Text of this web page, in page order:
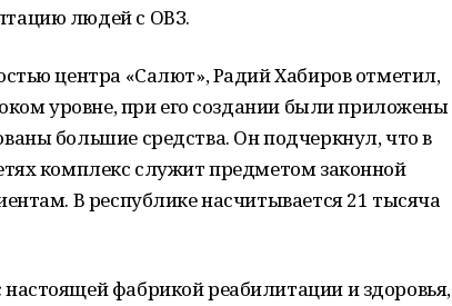
людей с ОВЗ.
центра «Салют», Радий Хабиров отметил,
уровне, при его создании были приложены
большие средства. Он подчеркнул, что в
комплекс служит предметом законной
В республике насчитывается 21 тысяча
фабрикой реабилитации и здоровья,